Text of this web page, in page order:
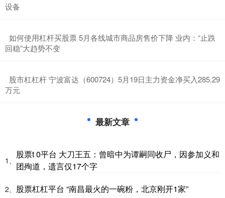
设备
​如何使用杠杆买股票 5月各线城市商品房售价下降 业内：“止跌
回稳”大趋势不变
​股市杠杠杆 宁波富达（600724）5月19日主力资金净买入285.29
万元
最新文章
1、
股票t 0平台 大刀王五：曾暗中为谭嗣同收尸，因参加义和
团殉道，遗言仅17个字
2、 股票杠杠平台 “南昌最火的一碗粉，北京刚开1家”